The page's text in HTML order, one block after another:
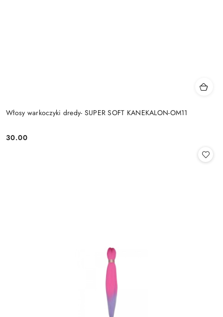
Włosy warkoczyki dredy- SUPER SOFT KANEKALON-OM11
Cena:
30.00